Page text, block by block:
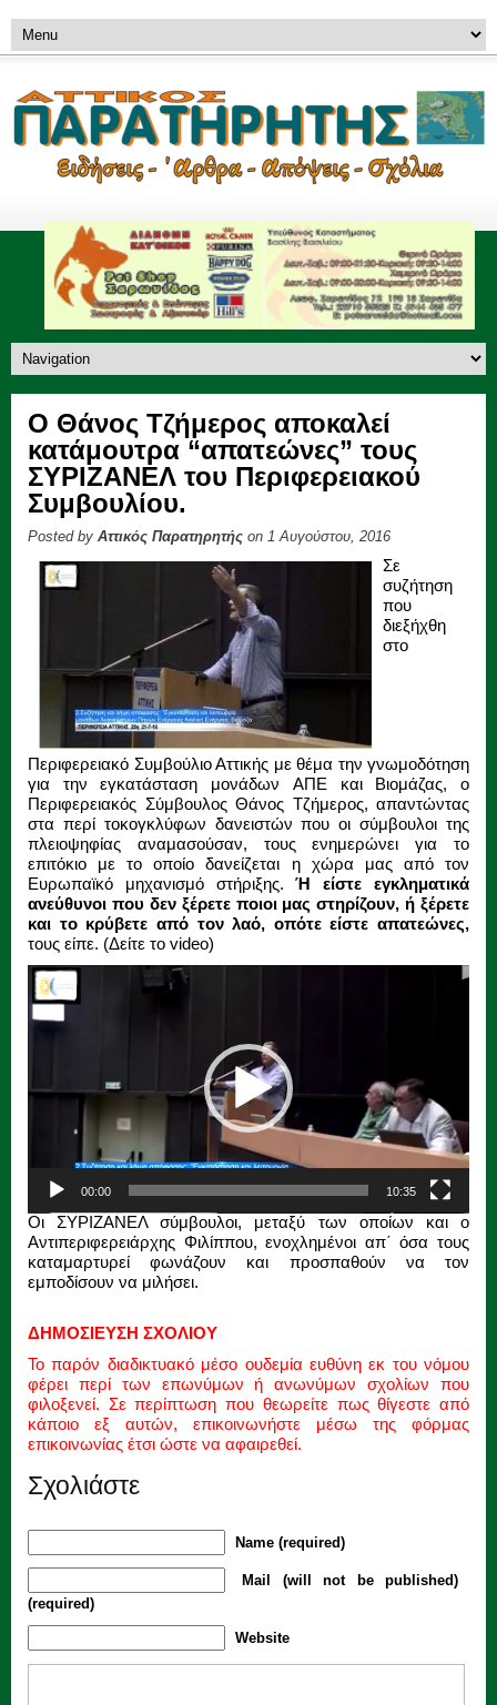
Ο Θάνος Τζήμερος αποκαλεί
κατάμουτρα “απατεώνες” τους
ΣΥΡΙΖΑΝΕΛ του Περιφερειακού
Συμβουλίου.
Posted by Αττικός Παρατηρητής on 1 Αυγούστου, 2016
Σε
συζήτηση
που
διεξήχθη
στο
Περιφερειακό Συμβούλιο Αττικής με θέμα την γνωμοδότηση
για την εγκατάσταση μονάδων ΑΠΕ και Βιομάζας, ο
Περιφερειακός Σύμβουλος Θάνος Τζήμερος, απαντώντας
στα περί τοκογκλύφων δανειστών που οι σύμβουλοι της
πλειοψηφίας αναμασούσαν, τους ενημερώνει για το
επιτόκιο με το οποίο δανείζεται η χώρα μας από τον
Ευρωπαϊκό μηχανισμό στήριξης.Ή είστε εγκληματικά
ανεύθυνοι που δεν ξέρετε ποιοι μας στηρίζουν, ή ξέρετε
και το κρύβετε από τον λαό, οπότε είστε απατεώνες,
τους είπε. (Δείτε το video)
Πρόγραμμα
Αναπαραγωγής
00:00 10:35
Οι ΣΥΡΙΖΑΝΕΛ σύμβουλοι, μεταξύ των οποίων και ο
Αντιπεριφερειάρχης Φιλίππου, ενοχλημένοι απ΄ όσα τους
καταμαρτυρεί φωνάζουν και προσπαθούν να τον
εμποδίσουν να μιλήσει.
ΔΗΜΟΣΙΕΥΣΗ ΣΧΟΛΙΟΥ
Το παρόν διαδικτυακό μέσο ουδεμία ευθύνη εκ του νόμου
φέρει περί των επωνύμων ή ανωνύμων σχολίων που
φιλοξενεί. Σε περίπτωση που θεωρείτε πως θίγεστε από
κάποιο εξ αυτών, επικοινωνήστε μέσω της φόρμας
επικοινωνίας έτσι ώστε να αφαιρεθεί.
Σχολιάστε
Name (required)
Mail (will not be published)
(required)
Website